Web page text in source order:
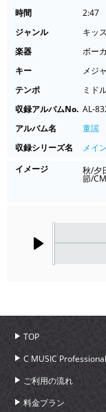
時間
2:47
ジャンル
キッ
楽器
ボー
キー
メジ
テンポ
ミド
収録アルバムNo. AL-
アルバム名
童謡
収録シリーズ名
メイ
イメージ
秋/夕
節/
TOP
C MUSIC
ご利用の流れ
料金プラン